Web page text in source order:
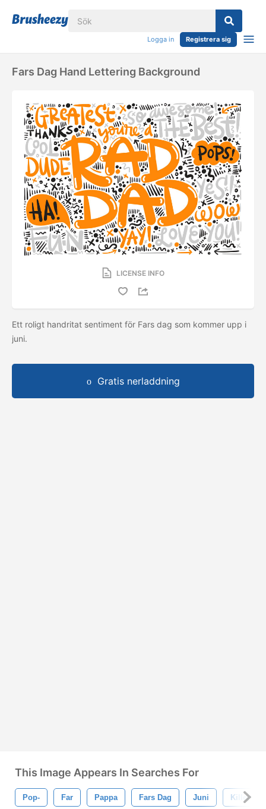
Logga in Registrera sig
Fars Dag Hand Lettering Background
LICENSE INFO
Ett roligt handritat sentiment för Fars dag som kommer upp i
juni.
Gratis nerladdning
This Image Appears In Searches For
Pop- Far Pappa Fars Dag Juni Killen